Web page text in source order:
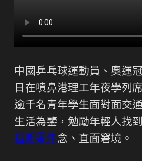
中國乒乓球運動員、奧運
日在噴鼻港理工年夜學列
逾千名青年學生面對面交
生活為鑒，勉勵年輕人找
福斯零件念、直面窘境。